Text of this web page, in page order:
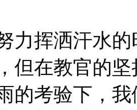
力挥洒汗水
但在教官的
的考验下，